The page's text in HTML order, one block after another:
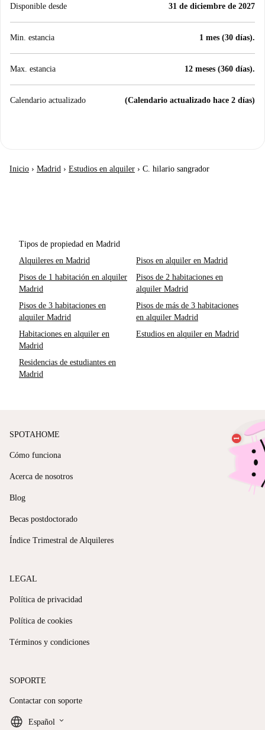
Disponible desde 31 de diciembre de 2027
Min. estancia 1 mes (30 días).
Max. estancia 12 meses (360 días).
Calendario actualizado (Calendario actualizado hace 2 días)
Inicio › Madrid › Estudios en alquiler › C. hilario sangrador
Tipos de propiedad en Madrid
Alquileres en Madrid
Pisos en alquiler en Madrid
Pisos de 1 habitación en alquiler
Madrid
Pisos de 2 habitaciones en
alquiler Madrid
Pisos de 3 habitaciones en
alquiler Madrid
Pisos de más de 3 habitaciones
en alquiler Madrid
Habitaciones en alquiler en
Madrid
Estudios en alquiler en Madrid
Residencias de estudiantes en
Madrid
SPOTAHOME
Cómo funciona
Acerca de nosotros
Blog
Becas postdoctorado
Índice Trimestral de Alquileres
LEGAL
Política de privacidad
Política de cookies
Términos y condiciones
SOPORTE
Contactar con soporte
Español keyboard_arrow_down